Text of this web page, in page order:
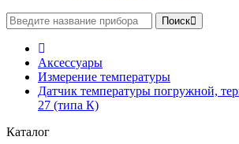
Поиск
Аксессуары
Измерение температуры
Датчик температуры погружной,
27 (типа К)
Каталог